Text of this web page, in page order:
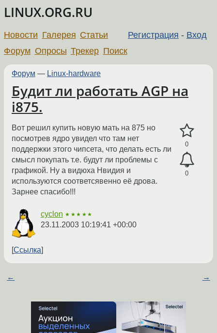
LINUX.ORG.RU
Регистрация - Вход
Новости Галерея Статьи
Форум Опросы Трекер Поиск
Форум — Linux-hardware
Будит ли работать AGP на
i875.
0
0
Вот решил купить новую мать на 875 но
посмотрев ядро увидел что там нет
поддержки этого чипсета, что делать есть ли
смысл покупать т.е. будут ли проблемы с
графикой. Ну а видюха Нвидия и
используются соответсявенно её дрова.
Зарнее спасибо!!!
cyclon ★★★★★
23.11.2003 10:19:41 +00:00
Ссылка
← →